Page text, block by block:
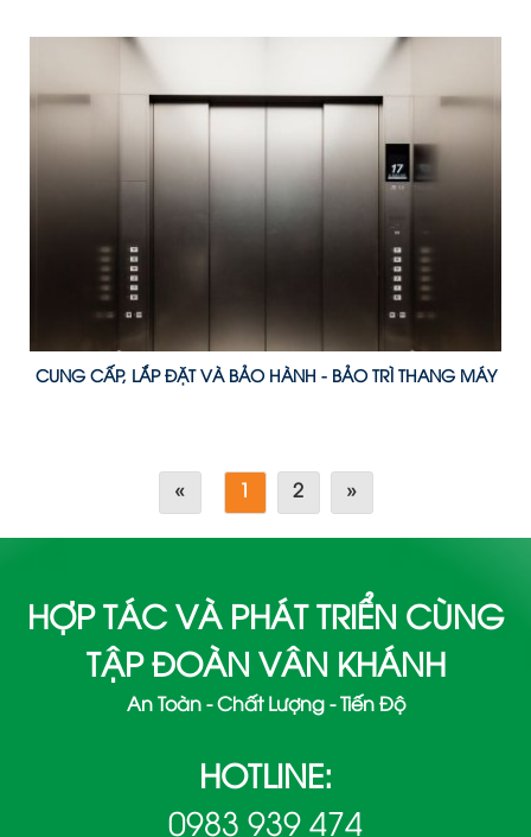
CUNG CẤP, LẮP ĐẶT VÀ BẢO HÀNH - BẢO TRÌ THANG MÁY
« 2 »
HỢP TÁC VÀ PHÁT TRIỂN CÙNG
TẬP ĐOÀN VÂN KHÁNH
An Toàn - Chất Lượng - Tiến Độ
HOTLINE:
0983 939 474